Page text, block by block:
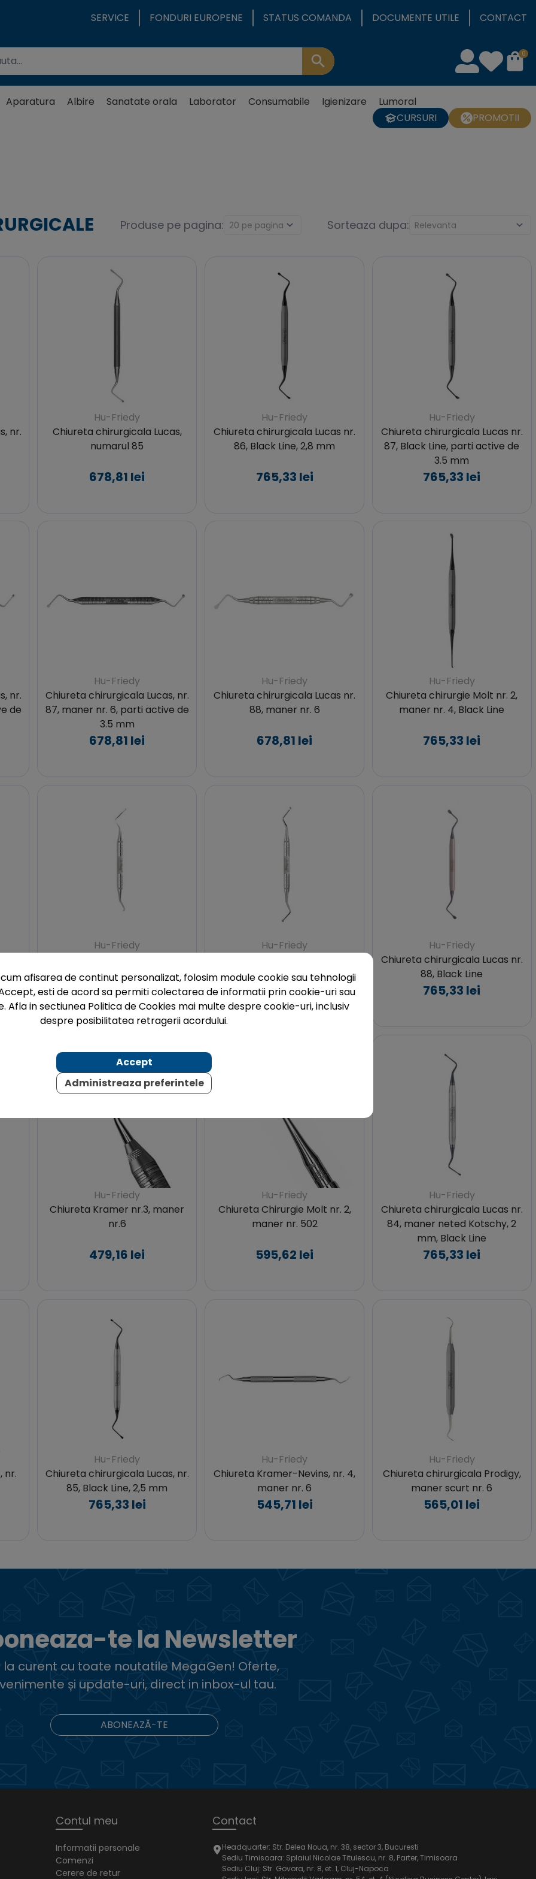
SERVICE FONDURI EUROPENE STATUS COMANDA DOCUMENTE UTILE CONTACT
0
Aparatura Albire Sanatate orala Laborator Consumabile Igienizare
Lumoral
CURSURI
PROMOTII
Produse pe pagina: Sorteaza dupa:
nr.
Hu-Friedy
Chiureta chirurgicala Lucas,
numarul 85
678,81 lei
Hu-Friedy
Chiureta chirurgicala Lucas nr.
86, Black Line, 2,8 mm
765,33 lei
Hu-Friedy
Chiureta chirurgicala Lucas nr.
87, Black Line, parti active de
3.5 mm
765,33 lei
nr.
de
Hu-Friedy
Chiureta chirurgicala Lucas, nr.
87, maner nr. 6, parti active de
3.5 mm
678,81 lei
Hu-Friedy
Chiureta chirurgicala Lucas nr.
88, maner nr. 6
678,81 lei
Hu-Friedy
Chiureta chirurgie Molt nr. 2,
maner nr. 4, Black Line
765,33 lei
Hu-Friedy
10, maner nr. 6
678,81 lei
Hu-Friedy
maner nr. 6
678,81 lei
Hu-Friedy
Chiureta chirurgicala Lucas nr.
88, Black Line
765,33 lei
Hu-Friedy
Chiureta Kramer nr.3, maner
nr.6
479,16 lei
Hu-Friedy
Chiureta Chirurgie Molt nr. 2,
maner nr. 502
595,62 lei
Hu-Friedy
Chiureta chirurgicala Lucas nr.
84, maner neted Kotschy, 2
mm, Black Line
765,33 lei
nr.
Hu-Friedy
Chiureta chirurgicala Lucas, nr.
85, Black Line, 2,5 mm
765,33 lei
Hu-Friedy
Chiureta Kramer-Nevins, nr. 4,
maner nr. 6
545,71 lei
Hu-Friedy
Chiureta chirurgicala Prodigy,
maner scurt nr. 6
565,01 lei
te la Newsletter
la curent cu toate noutatile MegaGen! Oferte,
și update-uri, direct in inbox-ul tau.
ABONEAZĂ-TE
Contul meu
Informatii personale
Comenzi
Cerere de retur
Contact
Headquarter: Str. Delea Noua, nr. 38, sector 3, Bucuresti
Sediu Timisoara: Splaiul Nicolae Titulescu, nr. 8, Parter, Timisoara
Sediu Cluj: Str. Govora, nr. 8, et. 1, Cluj-Napoca
afisarea de continut personalizat, folosim module cookie sau tehnologii
esti de acord sa permiti colectarea de informatii prin cookie-uri sau
Afla in sectiunea Politica de Cookies mai multe despre cookie-uri, inclusiv
despre posibilitatea retragerii acordului.
Accept
Administreaza preferintele